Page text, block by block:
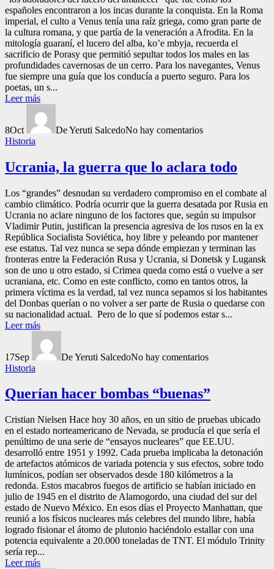
españoles encontraron a los incas durante la conquista. En la Roma
imperial, el culto a Venus tenía una raíz griega, como gran parte de
la cultura romana, y que partía de la veneración a Afrodita. En la
mitología guaraní, el lucero del alba, ko’e mbyja, recuerda el
sacrificio de Porasy que permitió sepultar todos los males en las
profundidades cavernosas de un cerro. Para los navegantes, Venus
fue siempre una guía que los conducía a puerto seguro. Para los
poetas, un s...
Leer más
8Oct De Yeruti SalcedoNo hay comentarios
Historia
Ucrania, la guerra que lo aclara todo
Los “grandes” desnudan su verdadero compromiso en el combate al
cambio climático. Podría ocurrir que la guerra desatada por Rusia en
Ucrania no aclare ninguno de los factores que, según su impulsor
Vladimir Putin, justifican la presencia agresiva de los rusos en la ex
República Socialista Soviética, hoy libre y peleando por mantener
ese estatus. Tal vez nunca se sepa dónde empiezan y terminan las
fronteras entre la Federación Rusa y Ucrania, si Donetsk y Lugansk
son de uno u otro estado, si Crimea queda como está o vuelve a ser
ucraniana, etc. Como en este conflicto, como en tantos otros, la
primera víctima es la verdad, tal vez nunca sepamos si los habitantes
del Donbas querían o no volver a ser parte de Rusia o quedarse con
su nacionalidad actual. Pero de lo que sí podemos estar s...
Leer más
17Sep De Yeruti SalcedoNo hay comentarios
Historia
Querían hacer bombas “buenas”
Cristian Nielsen Hace hoy 30 años, en un sitio de pruebas ubicado
en el estado norteamericano de Nevada, se producía el que sería el
penúltimo de una serie de “ensayos nucleares” que EE.UU.
desarrolló entre 1951 y 1992. Cada prueba implicaba la detonación
de artefactos atómicos de variada potencia y sus efectos, sobre todo
lumínicos, podían ser observados desde 180 kilómetros a la
redonda. Estos macabros fuegos de artificio se habían iniciado en
julio de 1945 en el distrito de Alamogordo, una ciudad del sur del
estado de Nuevo México. En esos días el Proyecto Manhattan, que
reunió a los físicos nucleares más celebres del mundo libre, había
logrado fisionar el átomo de plutonio haciéndolo estallar con una
potencia equivalente a 20.000 toneladas de TNT. El módulo Trinity
sería rep...
Leer más